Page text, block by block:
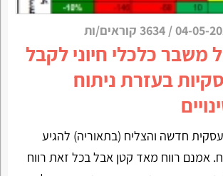
04-05-
/ 3634 קוראים/ות
משבר כלכלי חיוני לקבל
בעזרת ניתוח
חדשה והצליח (בתאוריה) להגיע
אמנם רווח מאד קטן אבל בכל זאת רווח